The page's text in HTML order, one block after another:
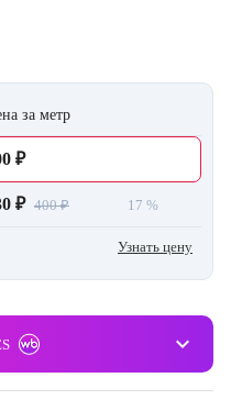
за метр
₽
₽ 400 ₽ 17 %
Узнать цену
keyboard_arrow_down